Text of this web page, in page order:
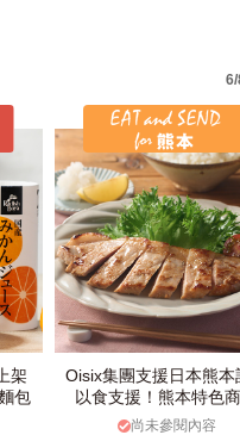
架
包
Oisix集團支援日本熊本
以食支援！熊本特色
尚未參閱內容